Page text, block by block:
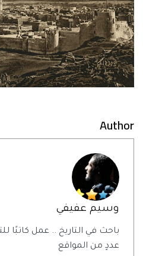
Author
وسيم عفيفي
باحث في التاريخ .. عمل كاتبًا
عددٍ من المواقع